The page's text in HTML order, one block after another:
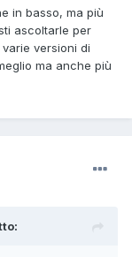
in basso, ma più
ascoltarle per
versioni di
ma anche più